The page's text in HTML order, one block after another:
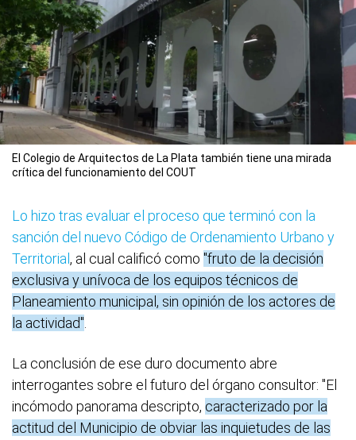
El Colegio de Arquitectos de La Plata también tiene una mirada
crítica del funcionamiento del COUT
Lo hizo tras evaluar el proceso que terminó con la
sanción del nuevo Código de Ordenamiento Urbano y
Territorial , al cual calificó como "fruto de la decisión
exclusiva y unívoca de los equipos técnicos de
Planeamiento municipal, sin opinión de los actores de
la actividad"
La conclusión de ese duro documento abre
interrogantes sobre el futuro del órgano consultor: "El
incómodo panorama descripto, caracterizado por la
actitud del Municipio de obviar las inquietudes de las